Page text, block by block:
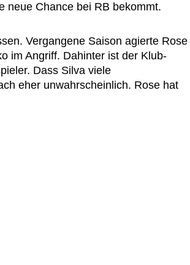
neue Chance bei RB bekommt.
Vergangene Saison agierte Rose
im Angriff. Dahinter ist der Klub-
Dass Silva viele
eher unwahrscheinlich. Rose hat